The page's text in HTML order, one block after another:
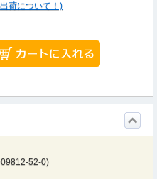
荷について！)
52-0)